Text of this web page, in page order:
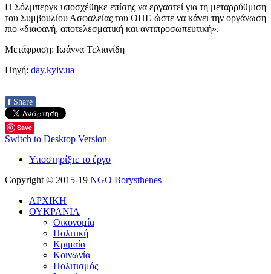
Η Σόλμπεργκ υποσχέθηκε επίσης να εργαστεί για τη μεταρρύθμιση
του Συμβουλίου Ασφαλείας του ΟΗΕ ώστε να κάνει την οργάνωση
πιο «διαφανή, αποτελεσματική και αντιπροσωπευτική».
Μετάφραση: Ιωάννα Τελιανίδη
Πηγή: day.kyiv.ua
f Share
Save
Switch to Desktop Version
Υποστηρίξτε το έργο
Copyright © 2015-19 NGO Borysthenes
ΑΡΧΙΚΗ
ΟΥΚΡΑΝΙΑ
Οικονομία
Πολιτική
Κριμαία
Κοινωνία
Πολιτισμός